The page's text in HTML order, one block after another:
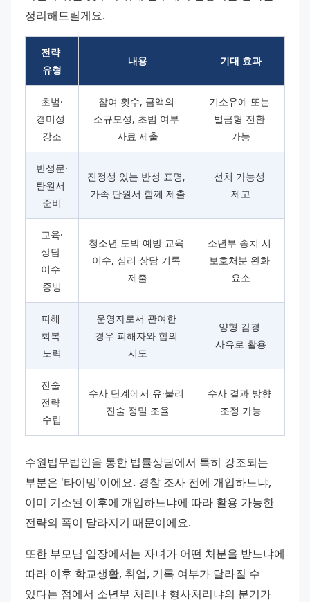
정리해드릴게요.
전략
유형
내용 기대 효과
초범·
경미성
강조
참여 횟수, 금액의
소규모성, 초범 여부
자료 제출
기소유예 또는
벌금형 전환
가능
반성문·
탄원서
준비
진정성 있는 반성 표명,
가족 탄원서 함께 제출
선처 가능성
제고
교육·
상담
이수
증빙
청소년 도박 예방 교육
이수, 심리 상담 기록
제출
소년부 송치 시
보호처분 완화
요소
피해
회복
노력
운영자로서 관여한
경우 피해자와 합의
시도
양형 감경
사유로 활용
진술
전략
수립
수사 단계에서 유·불리
진술 정밀 조율
수사 결과 방향
조정 가능
수원법무법인을 통한 법률상담에서 특히 강조되는
부분은 '타이밍'이에요. 경찰 조사 전에 개입하느냐,
이미 기소된 이후에 개입하느냐에 따라 활용 가능한
전략의 폭이 달라지기 때문이에요.
또한 부모님 입장에서는 자녀가 어떤 처분을 받느냐에
따라 이후 학교생활, 취업, 기록 여부가 달라질 수
있다는 점에서 소년부 처리냐 형사처리냐의 분기가